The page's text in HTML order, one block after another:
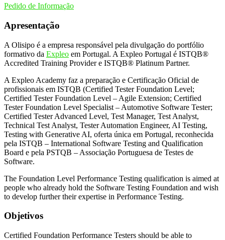
Pedido de Informação
Apresentação
A Olisipo é a empresa responsável pela divulgação do portfólio
formativo da Expleo em Portugal. A Expleo Portugal é ISTQB®
Accredited Training Provider e ISTQB® Platinum Partner.
A Expleo Academy faz a preparação e Certificação Oficial de
profissionais em ISTQB (Certified Tester Foundation Level;
Certified Tester Foundation Level – Agile Extension; Certified
Tester Foundation Level Specialist – Automotive Software Tester;
Certified Tester Advanced Level, Test Manager, Test Analyst,
Technical Test Analyst, Tester Automation Engineer, AI Testing,
Testing with Generative AI, oferta única em Portugal, reconhecida
pela ISTQB – International Software Testing and Qualification
Board e pela PSTQB – Associação Portuguesa de Testes de
Software.
The Foundation Level Performance Testing qualification is aimed at
people who already hold the Software Testing Foundation and wish
to develop further their expertise in Performance Testing.
Objetivos
Certified Foundation Performance Testers should be able to